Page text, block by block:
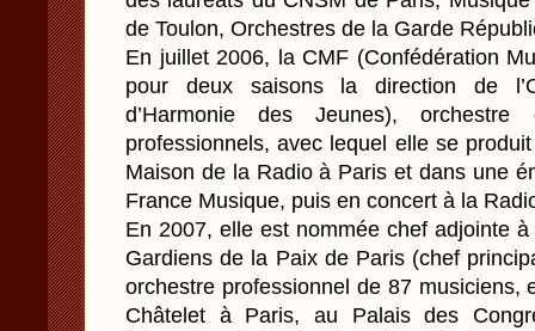
de Toulon, Orchestres de la Garde
En juillet 2006, la CMF (Confédération
pour deux saisons la direction de
d’Harmonie des Jeunes),
professionnels, avec lequel elle se
Maison de la Radio à Paris et dans une
France Musique, puis en concert à la
En 2007, elle est nommée chef adjointe à
Gardiens de la Paix de Paris (chef
orchestre professionnel de 87 musiciens,
Châtelet à Paris, au Palais des